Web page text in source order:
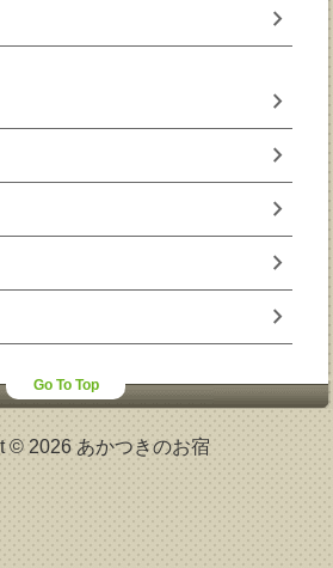
chevron_right
chevron_right
chevron_right
chevron_right
chevron_right
chevron_right
Go To Top
© 2026 あかつきのお宿